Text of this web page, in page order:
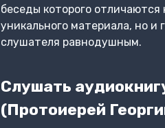
беседы которого
уникального материала, но
слушателя равнодушным.
Слушать
(Протоиерей